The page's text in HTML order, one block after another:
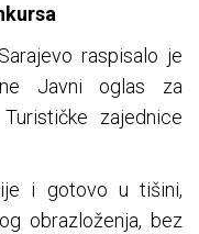
raspisalo je
Javni oglas za
zajednice
i gotovo u tišini,
obrazloženja, bez